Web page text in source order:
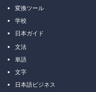
変換ツール
学校
日本ガイド
文法
単語
文字
日本語ビジネス